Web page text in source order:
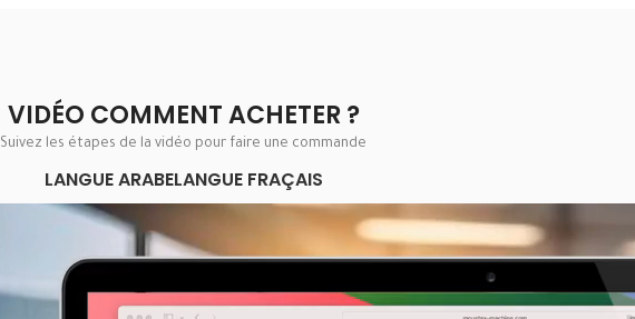
VIDÉO COMMENT ACHETER ?
Suivez les étapes de la vidéo pour faire une commande
LANGUE ARABELANGUE FRAÇAIS